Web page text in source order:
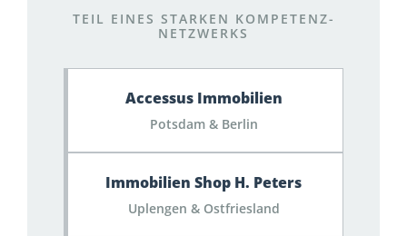
TEIL EINES STARKEN KOMPETENZ-
NETZWERKS
Accessus Immobilien
Potsdam & Berlin
Immobilien Shop H. Peters
Uplengen & Ostfriesland